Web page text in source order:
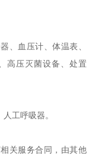
、血压计、体温表、
高压灭菌设备、处置
工呼吸器。
关服务合同，由其他